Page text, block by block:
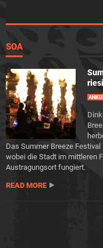
SOA
Das Summer Breeze
wobei die Stadt im mittleren
Austragungsort fungiert.
READ MORE